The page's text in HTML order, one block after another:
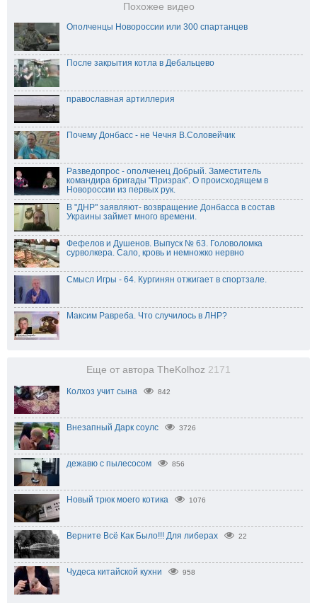
Похожее видео
Ополченцы Новороссии или 300 спартанцев
После закрытия котла в Дебальцево
православная артиллерия
Почему Донбасс - не Чечня В.Соловейчик
Разведопрос - ополченец Добрый. Заместитель
командира бригады "Призрак". О происходящем в
Новороссии из первых рук.
В "ДНР" заявляют- возвращение Донбасса в состав
Украины займет много времени.
Фефелов и Душенов. Выпуск № 63. Головоломка
сурволкера. Сало, кровь и немножко нервно
Смысл Игры - 64. Кургинян отжигает в спортзале.
Максим Равреба. Что случилось в ЛНР?
Еще от автора TheKolhoz 2171
Колхоз учит сына 842
Внезапный Дарк соулс 3726
дежавю с пылесосом 856
Новый трюк моего котика 1076
Верните Всё Как Было!!! Для либерах 22
Чудеса китайской кухни 958